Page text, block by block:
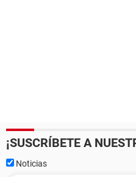
¡SUSCRÍBETE A
Noticias